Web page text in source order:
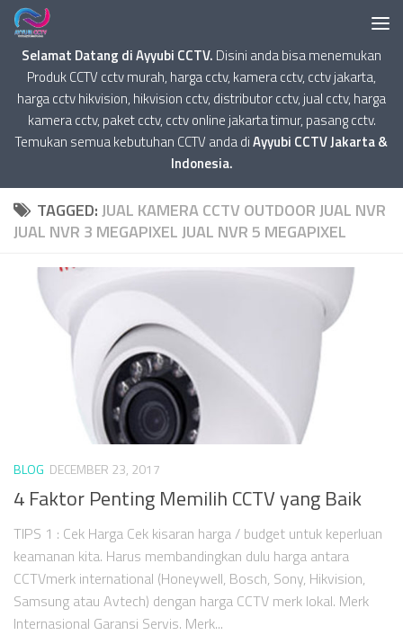
Selamat Datang di Ayyubi CCTV. Disini anda bisa menemukan
Produk CCTV cctv murah, harga cctv, kamera cctv, cctv jakarta,
harga cctv hikvision, hikvision cctv, distributor cctv, jual cctv, harga
kamera cctv, paket cctv, cctv online jakarta timur, pasang cctv.
Temukan semua kebutuhan CCTV anda diAyyubi CCTV Jakarta &
Indonesia.
TAGGED:JUAL KAMERA CCTV OUTDOOR JUAL NVR
JUAL NVR 3 MEGAPIXEL JUAL NVR 5 MEGAPIXEL
BLOG DECEMBER 23, 2017
4 Faktor Penting Memilih CCTV yang Baik
TIPS 1 : Cek Harga Cek kisaran harga / budget untuk keperluan
keamanan kita. Harus membandingkan dulu harga antara
CCTVmerk international (Honeywell, Bosch, Sony, Hikvision,
Samsung atau Avtech) dengan harga CCTV merk lokal. Merk
Internasional Garansi Servis. Merk...